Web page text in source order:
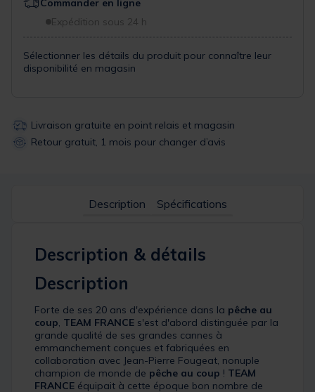
Commander en ligne
Expédition sous 24 h
Sélectionner les détails du produit pour connaître leur
disponibilité en magasin
Livraison gratuite en point relais et magasin
Retour gratuit, 1 mois pour changer d’avis
Description Spécifications
Description & détails
Description
Forte de ses 20 ans d'expérience dans la pêche au
coup, TEAM FRANCE s'est d'abord distinguée par la
grande qualité de ses grandes cannes à
emmanchement conçues et fabriquées en
collaboration avec Jean-Pierre Fougeat, nonuple
champion de monde de pêche au coup ! TEAM
FRANCE équipait à cette époque bon nombre de